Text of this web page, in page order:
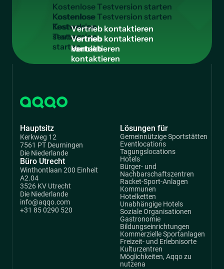
KostenloseTestversion starten
Kostenlose
Testversion
starten
Vertrieb kontaktieren
Vertrieb
kontaktieren
Hauptsitz
Kerkweg 12
7561 PT Deurningen
Die Niederlande
Büro Utrecht
Winthontlaan 200 Einheit
A2.04
3526 KV Utrecht
Die Niederlande
info@aqqo.com
+31 85 0290 520
Lösungen für
Gemeinnützige Sportstätten
Eventlocations
Tagungslocations
Hotels
Bürger- und
Nachbarschaftszentren
Racket-Sport-Anlagen
Kommunen
Hotelketten
Unabhängige Hotels
Soziale Organisationen
Gastronomie
Bildungseinrichtungen
Kommerzielle Sportanlagen
Freizeit- und Erlebnisorte
Kulturzentren
Möglichkeiten, Aqqo zu
nutzena